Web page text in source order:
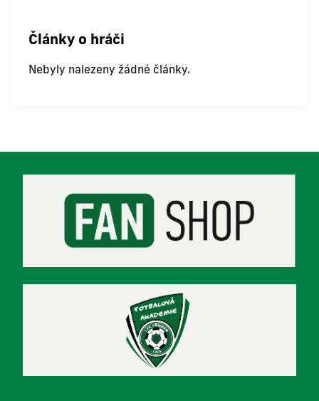
Články o hráči
Nebyly nalezeny žádné články.